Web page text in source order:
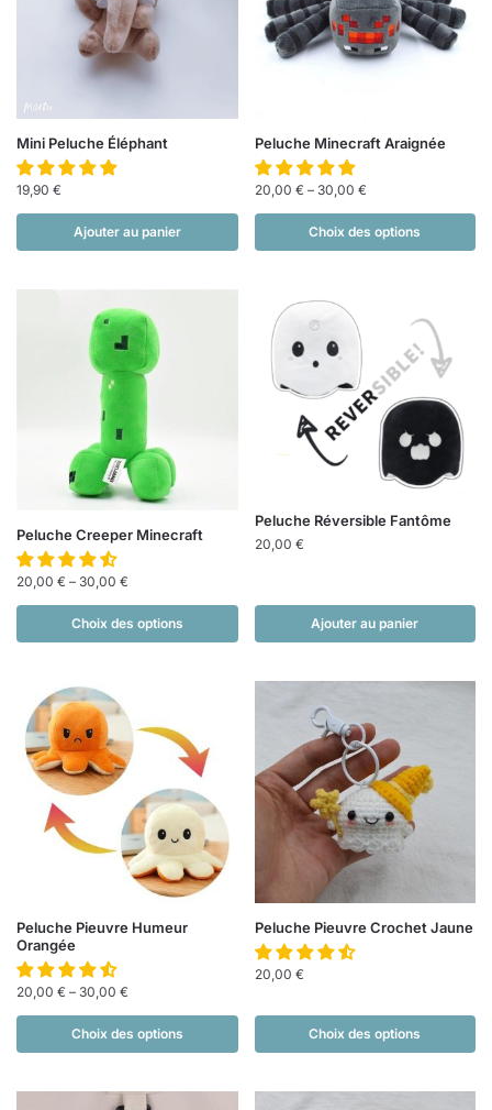
Mini Peluche Éléphant
19,90 €
Ajouter au panier
Peluche Minecraft Araignée
20,00 € – 30,00 €
Choix des options
Peluche Creeper Minecraft
20,00 € – 30,00 €
Choix des options
Peluche Réversible Fantôme
20,00 €
Ajouter au panier
Peluche Pieuvre Humeur
Orangée
20,00 € – 30,00 €
Choix des options
Peluche Pieuvre Crochet Jaune
20,00 €
Choix des options